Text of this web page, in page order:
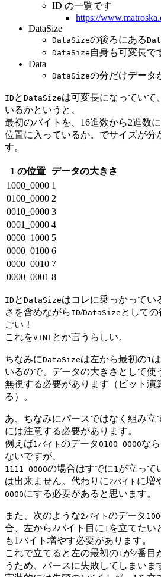
ID の一覧です
https://
DataSize
DataSizeの後ろにある
DataSize 自身も可変長で
Data
DataSizeの分だけデータ
ID と DataSizeは可変長になっていて
いるかというと、
最初のバイトを、16進数から2進数
位置に入っているか。でサイズが分
す。
1 の位置 データの大きさ
1000_0000 1
0100_0000 2
0010_0000 3
0001_0000 4
0000_1000 5
0000_0100 6
0000_0010 7
0000_0001 8
ID と DataSizeはコレに乗っかってい
さを含めながら ID/DataSize として
ごい！
これをVINTとか言うらしい。
ちなみにDataSizeは左から最初の1は
いるので、データの大きさとして使
無視する必要があります（ビット演
る）。
あ、ちなみにパースではなく組み立
には注意する必要があります。
例えば1バイト のデータ0100 0000な
ないですが、
1111 0000の場合はすでに 1が立って
は出来ません。代わりに 2バイト に増
0000にする必要があると思います。
また、次のような2バイト のデータ
合、左から2バイト目に 1 を立てたい
も1バイト増やす必要があります。
これで立てると左の最初の1が2番目
うため、パースに失敗してしまいま